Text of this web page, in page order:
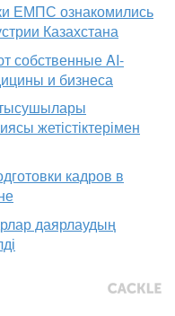
ЕМПС ознакомились
Казахстана
собственные AI-
и бизнеса
жетістіктерімен
кадров в
даярлаудың